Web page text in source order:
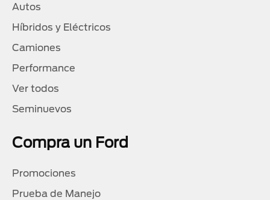
Autos
Híbridos y Eléctricos
Camiones
Performance
Ver todos
Seminuevos
Compra un Ford
Promociones
Prueba de Manejo